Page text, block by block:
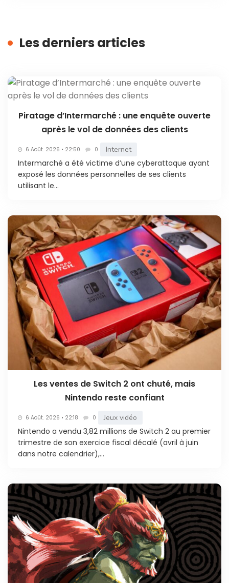
Les derniers articles
Piratage d’Intermarché : une enquête ouverte
après le vol de données des clients
6 Août. 2026 • 22:50 0 Internet
Intermarché a été victime d’une cyberattaque ayant
exposé les données personnelles de ses clients
utilisant le...
Les ventes de Switch 2 ont chuté, mais
Nintendo reste confiant
6 Août. 2026 • 22:18 0 Jeux vidéo
Nintendo a vendu 3,82 millions de Switch 2 au premier
trimestre de son exercice fiscal décalé (avril à juin
dans notre calendrier),...